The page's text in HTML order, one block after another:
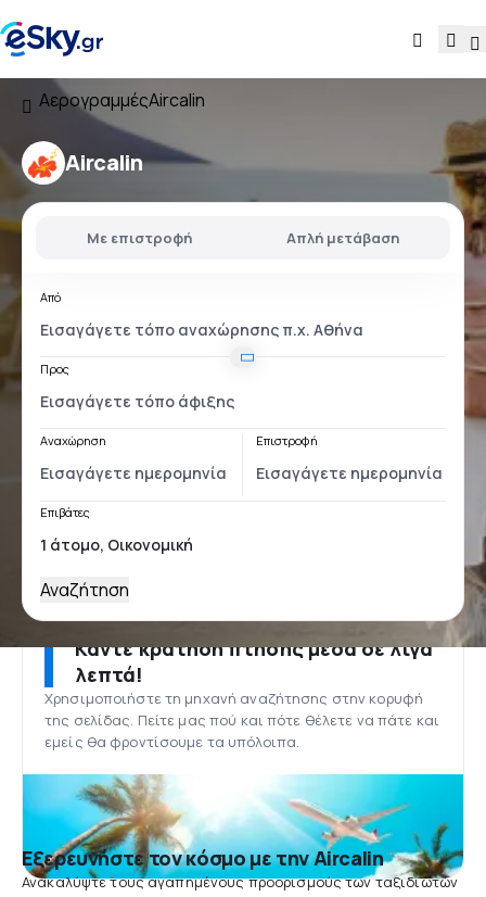
ΑερογραμμέςAircalin
Aircalin
Με επιστροφή Απλή μετάβαση
Από
Προς
Αναχώρηση Επιστροφή
Επιβάτες
Αναζήτηση
Κάντε κράτηση πτήσης μέσα σε λίγα
λεπτά!
Χρησιμοποιήστε τη μηχανή αναζήτησης στην κορυφή
της σελίδας. Πείτε μας πού και πότε θέλετε να πάτε και
εμείς θα φροντίσουμε τα υπόλοιπα.
Εξερευνήστε τον κόσμο με την Aircalin
Ανακαλύψτε τους αγαπημένους προορισμούς των ταξιδιωτών